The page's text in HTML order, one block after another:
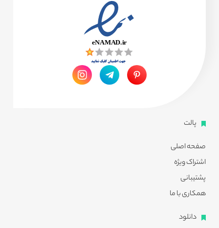
پالت
صفحه اصلی
اشتراک ویژه
پشتیبانی
همکاری با ما
دانلود